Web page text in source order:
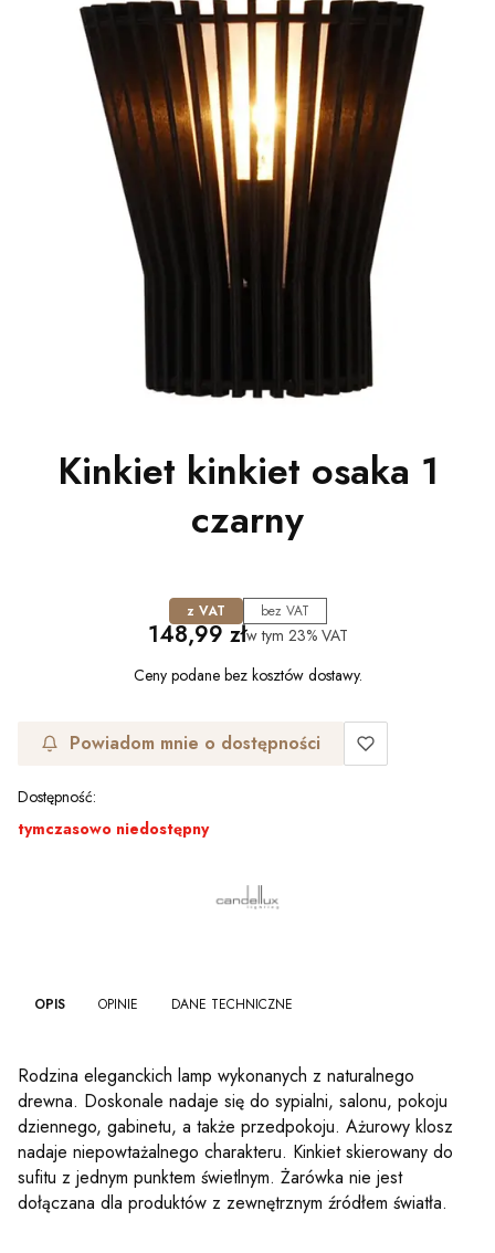
Kinkiet kinkiet osaka 1
czarny
z VAT bez VAT
Cena
148,99 złw tym 23% VAT
Ceny podane bez kosztów dostawy.
Powiadom mnie o dostępności
Dostępność:
tymczasowo niedostępny
OPIS OPINIE DANE TECHNICZNE
Rodzina eleganckich lamp wykonanych z naturalnego
drewna. Doskonale nadaje się do sypialni, salonu, pokoju
dziennego, gabinetu, a także przedpokoju. Ażurowy klosz
nadaje niepowtażalnego charakteru. Kinkiet skierowany do
sufitu z jednym punktem świetlnym. Żarówka nie jest
dołączana dla produktów z zewnętrznym źródłem światła.